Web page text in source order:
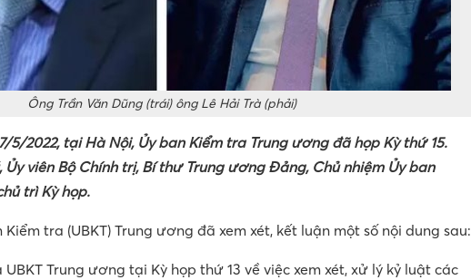
Ông Trần Văn Dũng (trái) ông Lê Hải Trà (phải)
5/2022, tại Hà Nội, Ủy ban Kiểm tra Trung ương đã họp Kỳ thứ 15.
Ủy viên Bộ Chính trị, Bí thư Trung ương Đảng, Chủ nhiệm Ủy ban
trì Kỳ họp.
Kiểm tra (UBKT) Trung ương đã xem xét, kết luận một số nội dung sau:
Trung ương tại Kỳ họp thứ 13 về việc xem xét, xử lý kỷ luật các